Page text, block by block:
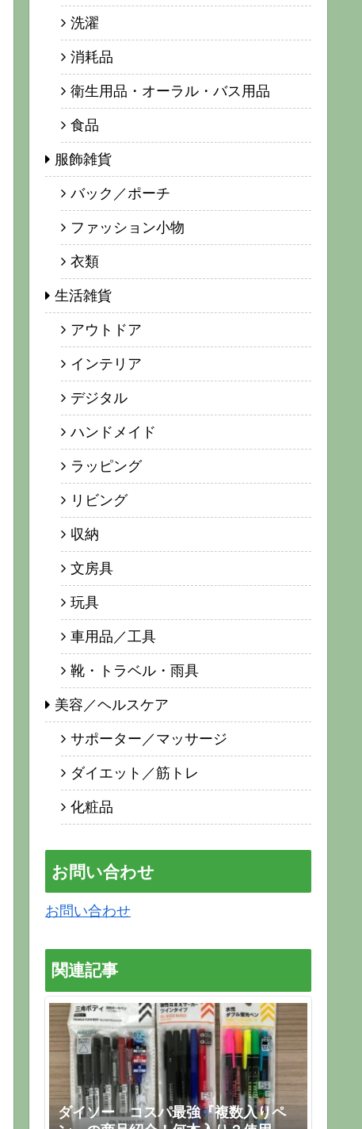
洗濯
消耗品
衛生用品・オーラル・バス用品
食品
服飾雑貨
バック／ポーチ
ファッション小物
衣類
生活雑貨
アウトドア
インテリア
デジタル
ハンドメイド
ラッピング
リビング
収納
文房具
玩具
車用品／工具
靴・トラベル・雨具
美容／ヘルスケア
サポーター／マッサージ
ダイエット／筋トレ
化粧品
お問い合わせ
お問い合わせ
関連記事
ダイソー コスパ最強『複数入りペ